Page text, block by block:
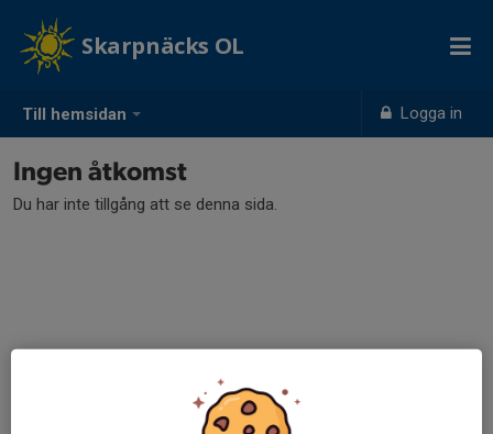
Till hemsidan Logga in
Skarpnäcks OL
Ingen åtkomst
Du har inte tillgång att se denna sida.